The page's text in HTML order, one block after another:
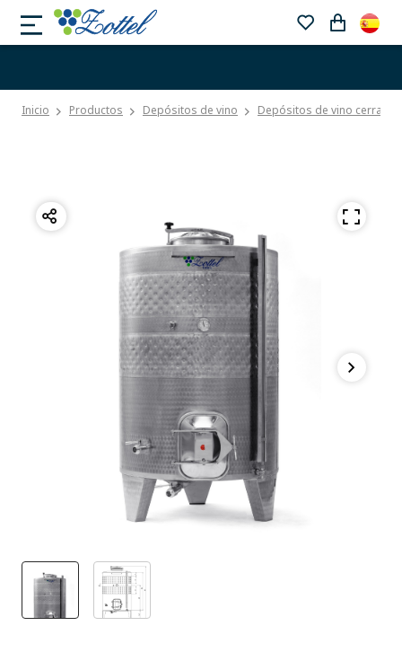
Inicio Productos Depósitos de vino Depósitos de vino